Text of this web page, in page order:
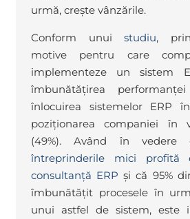
urmă, crește vânzările.
Conform unui studiu,
motive pentru care
implementeze un sistem
îmbunătățirea
înlocuirea sistemelor ERP
poziționarea companiei în
(49%). Având în vedere
întreprinderile mici profită
consultanță ERP și că 95%
îmbunătățit procesele în
unui astfel de sistem, este